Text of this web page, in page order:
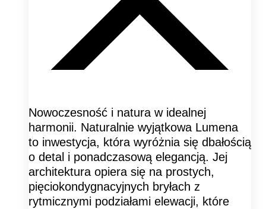
Nowoczesność i natura w idealnej
harmonii. Naturalnie wyjątkowa Lumena
to inwestycja, która wyróżnia się dbałością
o detal i ponadczasową elegancją. Jej
architektura opiera się na prostych,
pięciokondygnacyjnych bryłach z
rytmicznymi podziałami elewacji, które